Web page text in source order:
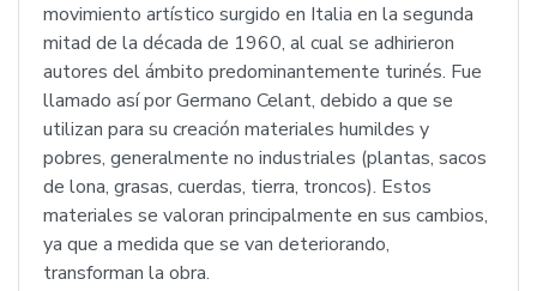
movimiento artístico surgido en Italia en la segunda
mitad de la década de 1960, al cual se adhirieron
autores del ámbito predominantemente turinés. Fue
llamado así por Germano Celant, debido a que se
utilizan para su creación materiales humildes y
pobres, generalmente no industriales (plantas, sacos
de lona, grasas, cuerdas, tierra, troncos). Estos
materiales se valoran principalmente en sus cambios,
ya que a medida que se van deteriorando,
transforman la obra.